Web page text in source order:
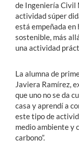
de Ingeniería Civil
actividad súper
está empeñada
sostenible, más
una actividad
La alumna de
Javiera Ramírez,
que uno no se da
casa y aprendí a
este tipo de
medio ambiente y
carbono”.